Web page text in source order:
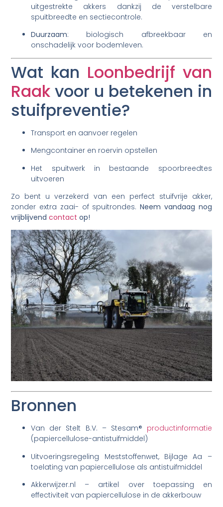
uitgestrekte akkers dankzij de verstelbare
spuitbreedte en sectie­controle.
Duurzaam: biologisch afbreekbaar en
onschadelijk voor bodemleven.
Wat kan Loonbedrijf van
Raak voor u betekenen in
stuifpreventie?
Transport en aanvoer regelen
Mengcontainer en roervin opstellen
Het spuitwerk in bestaande spoorbreedtes
uitvoeren
Zo bent u verzekerd van een perfect stuifvrije akker,
zonder extra zaai- of spuitrondes.Neem vandaag nog
vrijblijvendcontact op!
Bronnen
Van der Stelt B.V. – Stesam® productinformatie
(papiercellulose-antistuifmiddel)
Uitvoeringsregeling Meststoffenwet, Bijlage Aa –
toelating van papiercellulose als antistuifmiddel
Akkerwijzer.nl – artikel over toepassing en
effectiviteit van papiercellulose in de akkerbouw